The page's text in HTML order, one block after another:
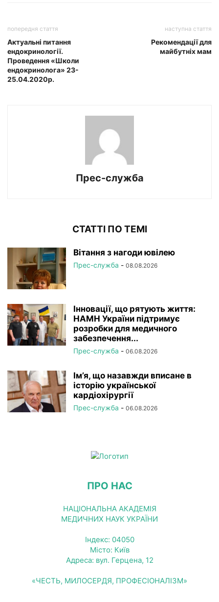
попередня стаття
Актуальні питання
ендокринології.
Проведення «Школи
ендокринолога» 23-
25.04.2020р.
наступна стаття
Рекомендації для
майбутніх мам
Прес-служба
СТАТТІ ПО ТЕМІ
Вітання з нагоди ювілею
Прес-служба - 08.08.2026
Інновації, що рятують життя:
НАМН України підтримує
розробки для медичного
забезпечення...
Прес-служба - 06.08.2026
Ім’я, що назавжди вписане в
історію української
кардіохірургії
Прес-служба - 06.08.2026
ПРО НАС
НАЦІОНАЛЬНА АКАДЕМІЯ
МЕДИЧНИХ НАУК УКРАЇНИ
Індекс: 04050
Місто: Київ
Адреса: вул. Герцена, 12
«ЧЕСТЬ, МИЛОСЕРДЯ, ПРОФЕСІОНАЛІЗМ»